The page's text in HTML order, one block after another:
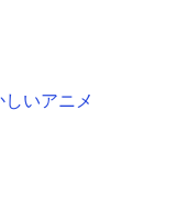
いアニメ